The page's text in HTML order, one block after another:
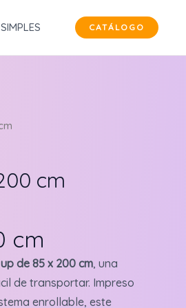
CATÁLOGO
cm
cm
de 85 x 200 cm, una
de transportar. Impreso
enrollable, este